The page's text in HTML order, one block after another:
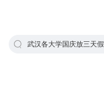
武汉各大学国庆放三天假